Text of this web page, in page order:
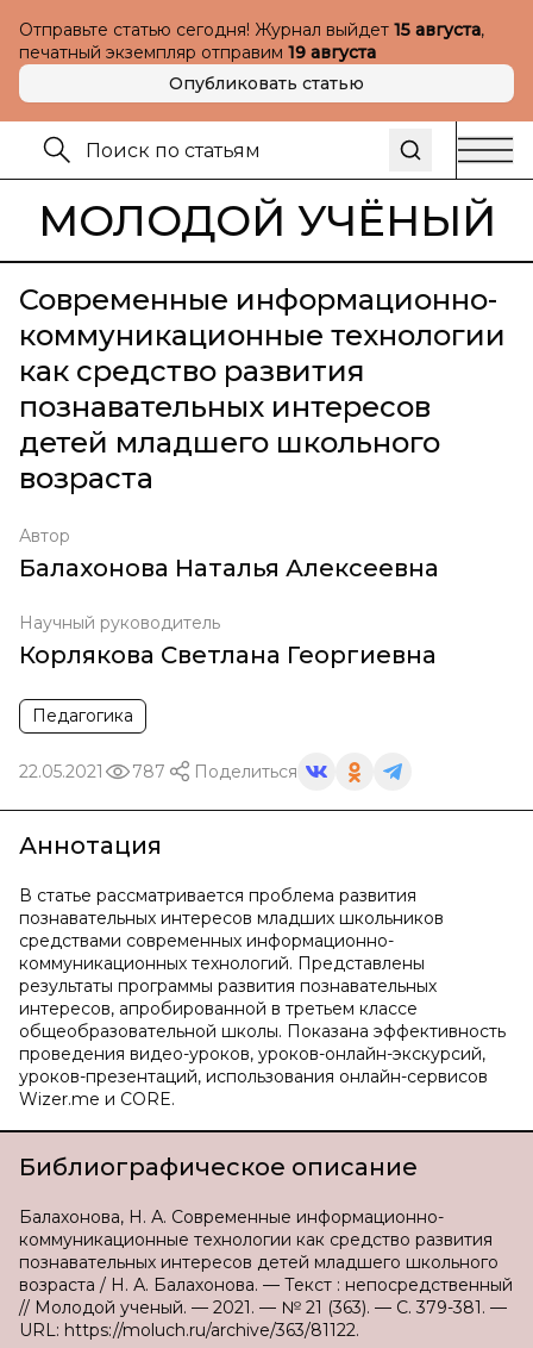
Отправьте статью сегодня! Журнал выйдет 15 августа,
печатный экземпляр отправим 19 августа
Опубликовать статью
МОЛОДОЙ УЧЁНЫЙ
Современные информационно-
коммуникационные технологии
как средство развития
познавательных интересов
детей младшего школьного
возраста
Автор
Балахонова Наталья Алексеевна
Научный руководитель
Корлякова Светлана Георгиевна
Педагогика
22.05.2021 787 Поделиться
Аннотация
В статье рассматривается проблема развития
познавательных интересов младших школьников
средствами современных информационно-
коммуникационных технологий. Представлены
результаты программы развития познавательных
интересов, апробированной в третьем классе
общеобразовательной школы. Показана эффективность
проведения видео-уроков, уроков-онлайн-экскурсий,
уроков-презентаций, использования онлайн-сервисов
Wizer.me и CORE.
Библиографическое описание
Балахонова, Н. А. Современные информационно-
коммуникационные технологии как средство развития
познавательных интересов детей младшего школьного
возраста / Н. А. Балахонова. — Текст : непосредственный
// Молодой ученый. — 2021. — № 21 (363). — С. 379-381. —
URL: https://moluch.ru/archive/363/81122.